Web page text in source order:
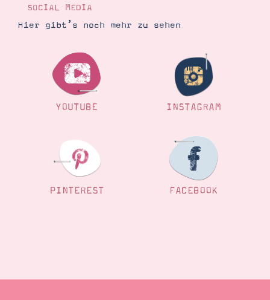
Gutscheine
Produkte erklärt
Über mich
Ordnungstipps
SOCIAL MEDIA
Hier gibt’s noch mehr zu sehen
YOUTUBE INSTAGRAM
PINTEREST FACEBOOK